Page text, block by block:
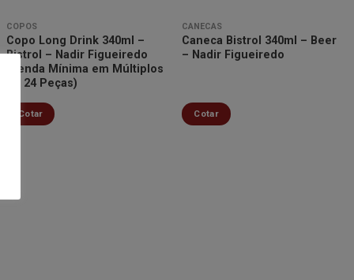
COPOS
Copo Long Drink 340ml –
Bistrol – Nadir Figueiredo
(Venda Mínima em Múltiplos
de 24 Peças)
Cotar
CANECAS
Caneca Bistrol 340ml – Beer
– Nadir Figueiredo
Cotar